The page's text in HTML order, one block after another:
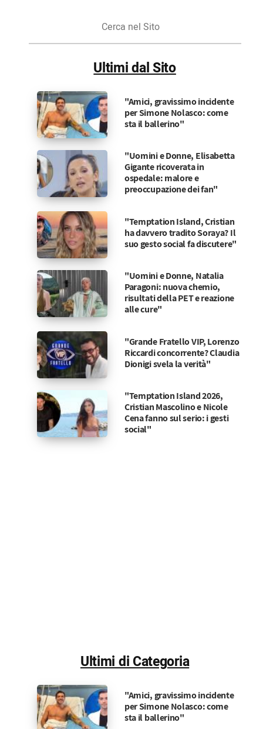
Sito
Ultimi dal Sito
"Amici, gravissimo incidente
per Simone Nolasco: come
sta il ballerino"
"Uomini e Donne, Elisabetta
Gigante ricoverata in
ospedale: malore e
preoccupazione dei fan"
"Temptation Island, Cristian
ha davvero tradito Soraya? Il
suo gesto social fa discutere"
"Uomini e Donne, Natalia
Paragoni: nuova chemio,
risultati della PET e reazione
alle cure"
"Grande Fratello VIP, Lorenzo
Riccardi concorrente? Claudia
Dionigi svela la verità"
"Temptation Island 2026,
Cristian Mascolino e Nicole
Cena fanno sul serio: i gesti
social"
Ultimi di Categoria
"Amici, gravissimo incidente
per Simone Nolasco: come
sta il ballerino"